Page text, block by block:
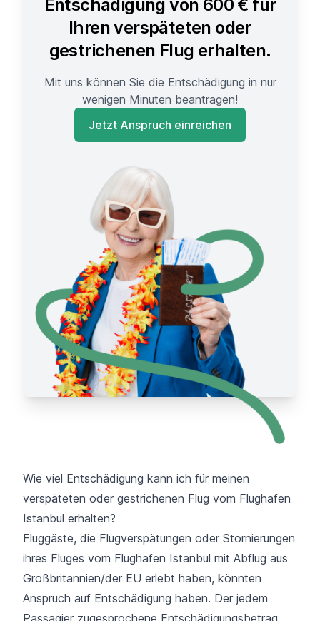
Entschädigung von 600 € für
Ihren verspäteten oder
gestrichenen Flug erhalten.
Mit uns können Sie die Entschädigung in nur
wenigen Minuten beantragen!
Jetzt Anspruch einreichen
Wie viel Entschädigung kann ich für meinen
verspäteten oder gestrichenen Flug vom Flughafen
Istanbul erhalten?
Fluggäste, die Flugverspätungen oder Stornierungen
ihres Fluges vom Flughafen Istanbul mit Abflug aus
Großbritannien/der EU erlebt haben, könnten
Anspruch auf Entschädigung haben. Der jedem
Passagier zugesprochene Entschädigungsbetrag